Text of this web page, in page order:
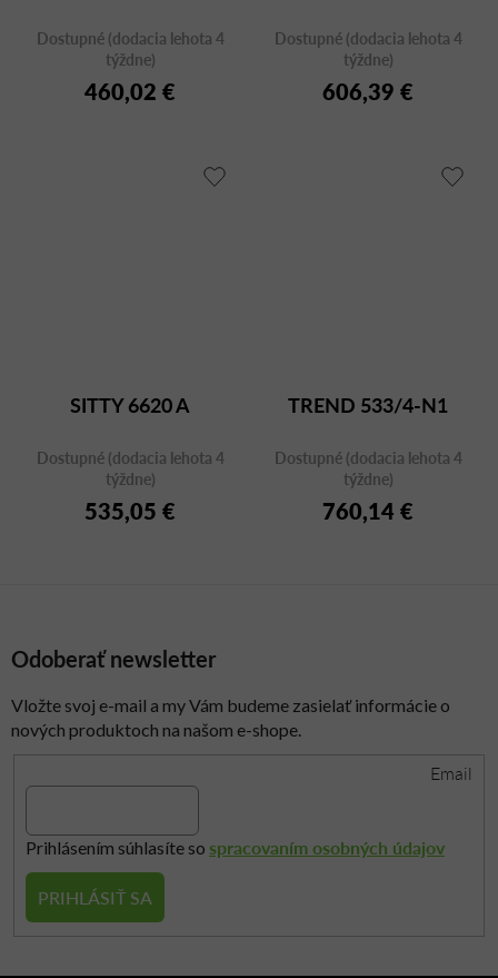
Dostupné (dodacia lehota 4
týždne)
460,02 €
Dostupné (dodacia lehota 4
týždne)
606,39 €
SITTY 6620 A
Dostupné (dodacia lehota 4
týždne)
535,05 €
TREND 533/4-N1
Dostupné (dodacia lehota 4
týždne)
760,14 €
Odoberať newsletter
Vložte svoj e-mail a my Vám budeme zasielať informácie o
nových produktoch na našom e-shope.
Email
Prihlásením súhlasíte so spracovaním osobných údajov
PRIHLÁSIŤ SA